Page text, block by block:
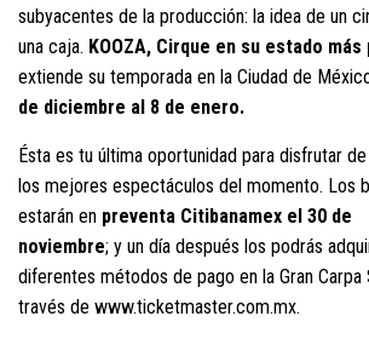
subyacentes de la producción: la idea de un
una caja. KOOZA, Cirque en su estado más
extiende su temporada en la Ciudad de
de diciembre al 8 de enero.
Ésta es tu última oportunidad para disfrutar
los mejores espectáculos del momento. Los
estarán en preventa Citibanamex el 30 de
noviembre; y un día después los podrás
diferentes métodos de pago en la Gran Carpa
través de www.ticketmaster.com.mx.